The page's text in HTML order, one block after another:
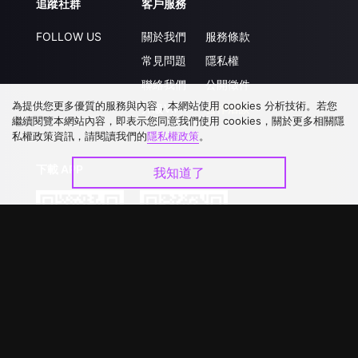
追蹤社群
FOLLOW US
客戶服務
關於我們
常見問題
聯絡我們
升級VIP
服務條款
隱私權
公開徵件
合作洽談
為提供您更多優質的服務與內容，本網站使用 cookies 分析技術。若您
繼續閱覽本網站內容，即表示您同意我們使用 cookies，關於更多相關隱
私權政策資訊，請閱讀我們的隱私權政策。
我知道了